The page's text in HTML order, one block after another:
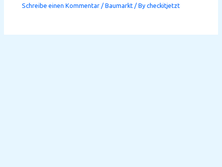
Schreibe einen Kommentar /Baumarkt / Bycheckitjetzt